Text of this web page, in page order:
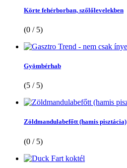
Körte fehérborban, szőlőlevelekben
(0 / 5)
Gyömbérhab
(5 / 5)
Zöldmandulabefőtt (hamis pisztácia)
(0 / 5)